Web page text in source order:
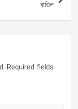
বাতিল
Required fields